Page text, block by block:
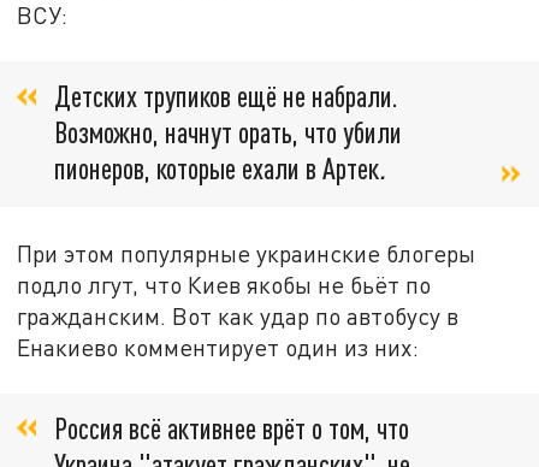
ВСУ:
Детских трупиков ещё не набрали.
Возможно, начнут орать, что убили
пионеров, которые ехали в Артек.
При этом популярные украинские блогеры
подло лгут, что Киев якобы не бьёт по
гражданским. Вот как удар по автобусу в
Енакиево комментирует один из них:
Россия всё активнее врёт о том, что